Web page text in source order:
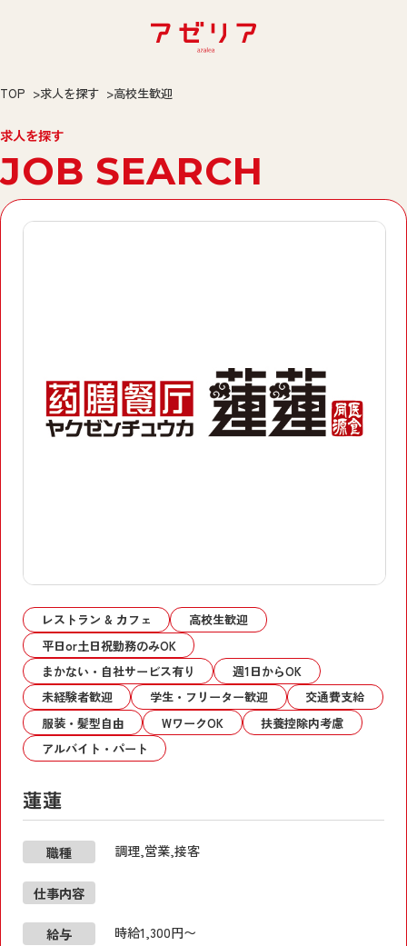
TOP 求人を探す 高校生歓迎
求人を探す
JOB SEARCH
レストラン & カフェ
高校生歓迎
平日or土日祝勤務のみOK
まかない・自社サービス有り
週1日からOK
未経験者歓迎
学生・フリーター歓迎
交通費支給
服装・髪型自由
WワークOK
扶養控除内考慮
アルバイト・パート
蓮蓮
職種 調理,営業,接客
仕事内容
給与 時給1,300円〜